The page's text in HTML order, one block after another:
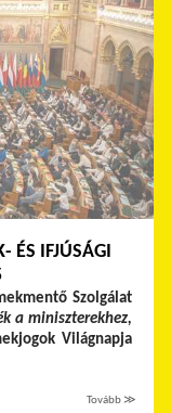
ÉS IFJÚSÁGI
Szolgálat
a miniszterekhez,
Világnapja
Tovább ≫